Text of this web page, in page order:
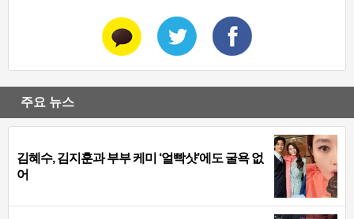
주요 뉴스
김혜수, 김지훈과 부부 케미 ‘얼빡샷’에도 굴욕 없
어